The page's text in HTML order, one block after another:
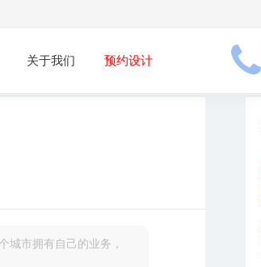
关于我们 预约设计
城市拥有自己的业务，